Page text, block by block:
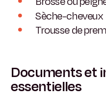
Sèche-cheveux
Trousse de
Documents et
essentielles